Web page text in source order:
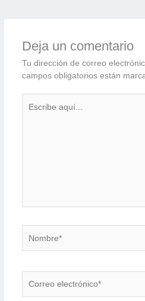
Deja un comentario
Tu dirección de correo
campos obligatorios están
aquí...
electrónico*